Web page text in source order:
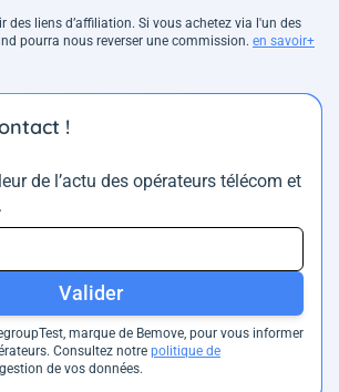
des liens d’affiliation. Si vous achetez via l'un des
pourra nous reverser une commission. en savoir+
!
de l’actu des opérateurs télécom et
Valider
marque de Bemove, pour vous informer
Consultez notre politique de
de vos données.